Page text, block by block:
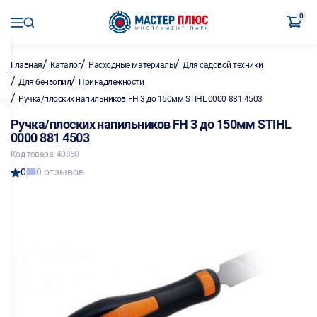
0
Главная/ Каталог/ Расходные материалы/Для садовой техники
/ Для бензопил/ Принадлежности
/ Ручка/плоских напильников FH 3 до 150мм STIHL 0000 881 4503
Ручка/плоских напильников FH 3 до 150мм STIHL
0000 881 4503
Код товара: 40850
0 0 отзывов